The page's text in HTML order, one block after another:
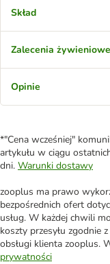
Skład
Zalecenia żywieniowe
Opinie
*"Cena wcześniej"
artykułu w ciągu
dni. Warunki dostawy
zooplus ma prawo
bezpośrednich ofert
usług. W każdej chwili
koszty przesyłu zgodnie
obsługi klienta zooplus.
prywatności